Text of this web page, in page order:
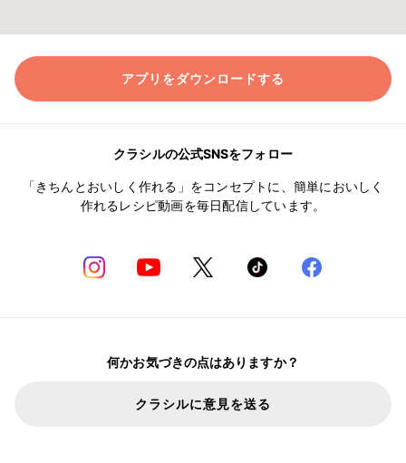
アプリをダウンロードする
クラシルの公式SNSをフォロー
「きちんとおいしく作れる」をコンセプトに、簡単においしく
作れるレシピ動画を毎日配信しています。
何かお気づきの点はありますか？
クラシルに意見を送る